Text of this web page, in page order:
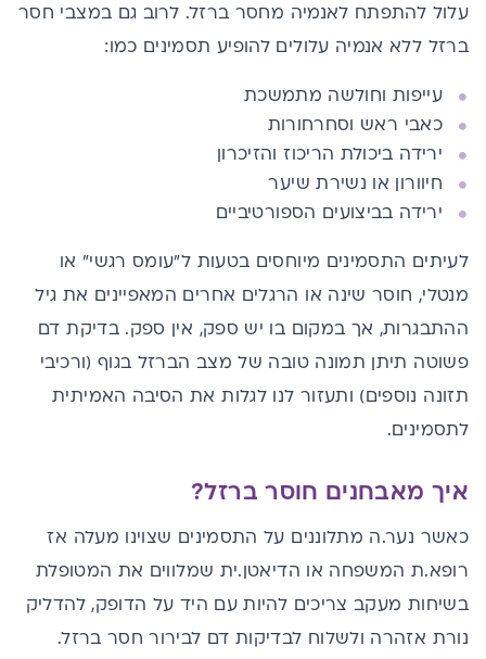
עלול להתפתח לאנמיה מחסר ברזל. לרוב גם במצבי חסר
ברזל ללא אנמיה עלולים להופיע תסמינים כמו:
עייפות וחולשה מתמשכת
כאבי ראש וסחרחורות
ירידה ביכולת הריכוז והזיכרון
חיוורון או נשירת שיער
ירידה בביצועים הספורטיביים
לעיתים התסמינים מיוחסים בטעות ל"עומס רגשי" או
מנטלי, חוסר שינה או הרגלים אחרים המאפיינים את גיל
ההתבגרות, אך במקום בו יש ספק, אין ספק. בדיקת דם
פשוטה תיתן תמונה טובה של מצב הברזל בגוף (ורכיבי
תזונה נוספים) ותעזור לנו לגלות את הסיבה האמיתית
לתסמינים.
איך מאבחנים חוסר ברזל?
כאשר נער.ה מתלוננים על התסמינים שצוינו מעלה אז
רופא.ת המשפחה או הדיאטן.ית שמלווים את המטופלת
בשיחות מעקב צריכים להיות עם היד על הדופק, להדליק
נורת אזהרה ולשלוח לבדיקות דם לבירור חסר ברזל.